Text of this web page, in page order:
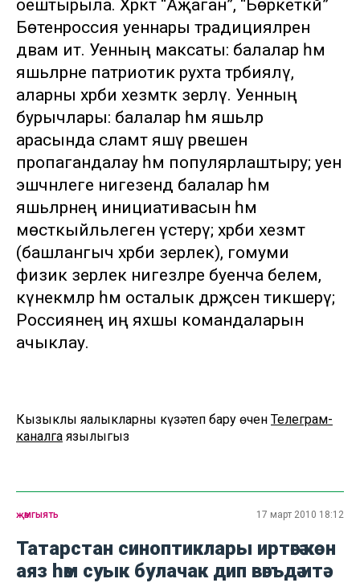
оештырыла. Хәрәкәт “Аҗаган”, “Бөркеткәй”
Бөтенроссия уеннары традицияләрен
дәвам итә. Уенның максаты: балалар һәм
яшьләрне патриотик рухта тәрбияләү,
аларны хәрби хезмәткә әзерләү. Уенның
бурычлары: балалар һәм яшьләр
арасында сәламәт яшәү рәвешен
пропагандалау һәм популярлаштыру; уен
эшчәнлеге нигезендә балалар һәм
яшьләрнең инициативасын һәм
мөстәкыйльлеген үстерү; хәрби хезмәт
(башлангыч хәрби әзерлек), гомуми
физик әзерлек нигезләре буенча белем,
күнекмәләр һәм осталык дәрәҗәсен тикшерү;
Россиянең иң яхшы командаларын
ачыклау.
Кызыклы яңалыкларны күзәтеп бару өчен Телеграм-
каналга язылыгыз
җәмгыять 17 март 2010 18:12
Татарстан синоптиклары иртәгә көн
аяз һәм суык булачак дип вәгъдә итә